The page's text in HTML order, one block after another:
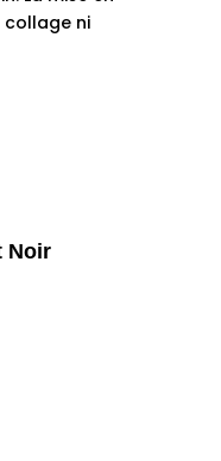
collage ni
Noir